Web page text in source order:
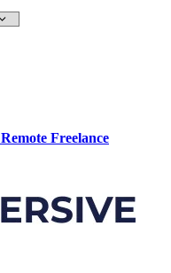
Freelance